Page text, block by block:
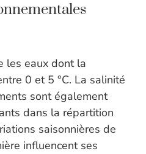
les eaux dont la
0 et 5 °C. La salinité
sont également
dans la répartition
saisonnières de
influencent ses